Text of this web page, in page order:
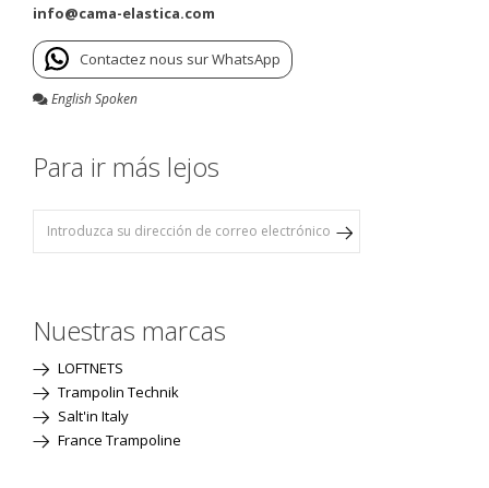
info@cama-elastica.com
Contactez nous sur WhatsApp
English Spoken
Para ir más lejos
Nuestras marcas
LOFTNETS
Trampolin Technik
Salt'in Italy
France Trampoline